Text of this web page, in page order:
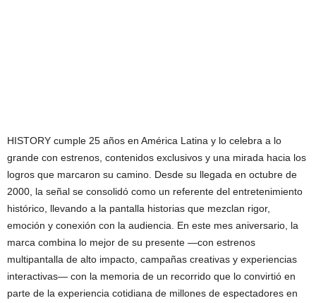
HISTORY cumple 25 años en América Latina y lo celebra a lo
grande con estrenos, contenidos exclusivos y una mirada hacia los
logros que marcaron su camino. Desde su llegada en octubre de
2000, la señal se consolidó como un referente del entretenimiento
histórico, llevando a la pantalla historias que mezclan rigor,
emoción y conexión con la audiencia. En este mes aniversario, la
marca combina lo mejor de su presente —con estrenos
multipantalla de alto impacto, campañas creativas y experiencias
interactivas— con la memoria de un recorrido que lo convirtió en
parte de la experiencia cotidiana de millones de espectadores en